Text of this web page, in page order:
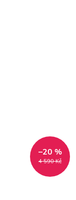
4 590 Kč
–20 %